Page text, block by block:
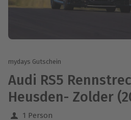
mydays Gutschein
Audi RS5
Heusden- Zolder
1 Person